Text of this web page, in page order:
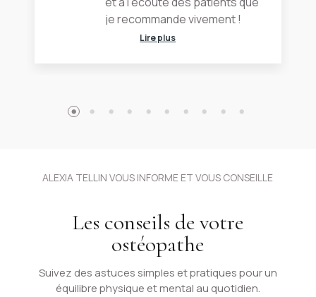
je recommande vivement !
Lire plus
ALEXIA TELLIN VOUS INFORME ET VOUS CONSEILLE
Les conseils de votre
ostéopathe
Suivez des astuces simples et pratiques pour un
équilibre physique et mental au quotidien.